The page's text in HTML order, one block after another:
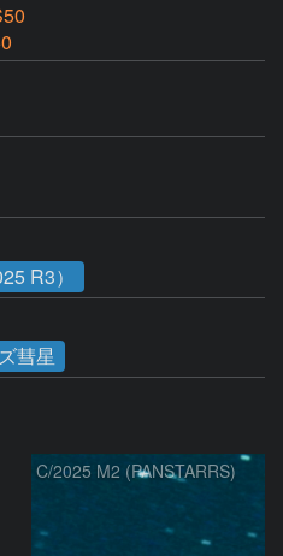
R3）
彗星
C/2025 M2 (PANSTARRS)